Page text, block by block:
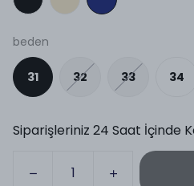
beden
31 32 33 34
Siparişleriniz 24 Saat İçinde